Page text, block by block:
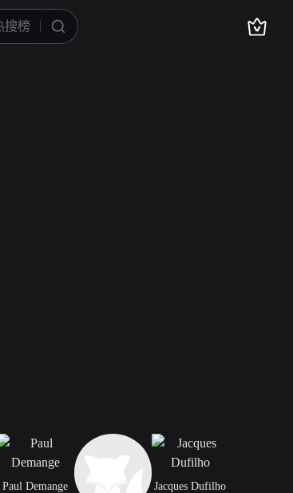
Paul Demange Jacques Dufilho